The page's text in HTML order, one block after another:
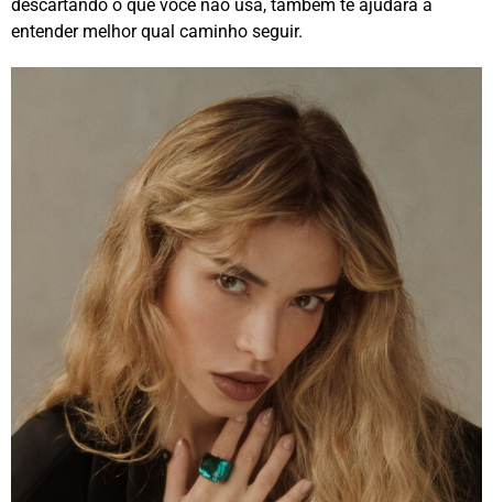
descartando o que você não usa, também te ajudará a
entender melhor qual caminho seguir.